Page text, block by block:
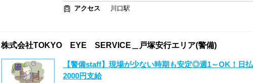
アクセス
川口駅
株式会社TOKYO EYE SERVICE＿戸塚安行エリア(警備)
【警備staff】現場が少ない時期も安定◎週1～OK！日
2000円支給